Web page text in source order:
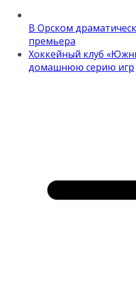
В Орском
премьера
Хоккейный клуб
домашнюю серию игр